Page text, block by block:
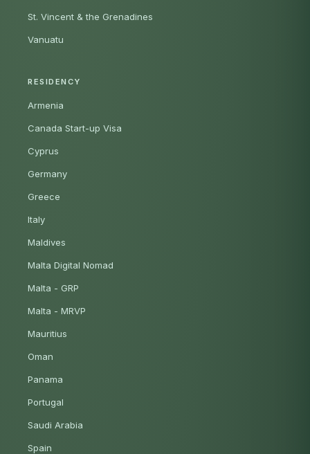
St. Vincent & the Grenadines
Vanuatu
RESIDENCY
Armenia
Canada Start-up Visa
Cyprus
Germany
Greece
Italy
Maldives
Malta Digital Nomad
Malta - GRP
Malta - MRVP
Mauritius
Oman
Panama
Portugal
Saudi Arabia
Spain